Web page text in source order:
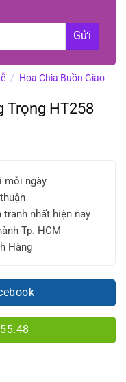
/ Hoa Chia Buồn Giao
Trọng HT258
mỗi ngày
nhất hiện nay
Tp. HCM
Hàng